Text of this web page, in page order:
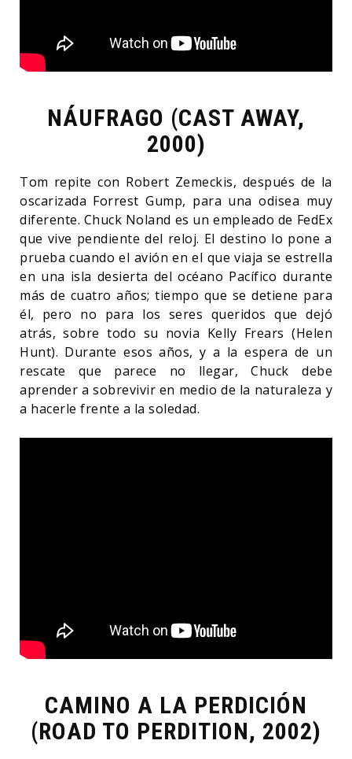
NÁUFRAGO (CAST AWAY,
2000)
Tom repite con Robert Zemeckis, después de la
oscarizada Forrest Gump, para una odisea muy
diferente. Chuck Noland es un empleado de FedEx
que vive pendiente del reloj. El destino lo pone a
prueba cuando el avión en el que viaja se estrella
en una isla desierta del océano Pacífico durante
más de cuatro años; tiempo que se detiene para
él, pero no para los seres queridos que dejó
atrás, sobre todo su novia Kelly Frears (Helen
Hunt). Durante esos años, y a la espera de un
rescate que parece no llegar, Chuck debe
aprender a sobrevivir en medio de la naturaleza y
a hacerle frente a la soledad.
CAMINO A LA PERDICIÓN
(ROAD TO PERDITION, 2002)